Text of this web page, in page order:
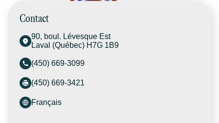
Contact
90, boul. Lévesque Est
Laval (Québec) H7G 1B9
(450) 669-3099
(450) 669-3421
Français